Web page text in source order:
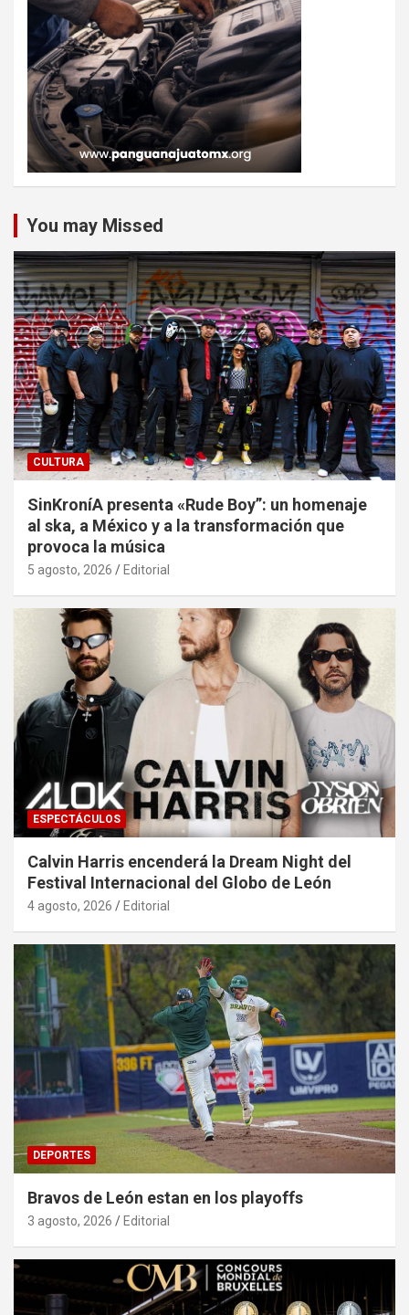
You may Missed
CULTURA
SinKroníA presenta «Rude Boy”: un homenaje
al ska, a México y a la transformación que
provoca la música
5 agosto, 2026 Editorial
ESPECTÁCULOS
Calvin Harris encenderá la Dream Night del
Festival Internacional del Globo de León
4 agosto, 2026 Editorial
DEPORTES
Bravos de León estan en los playoffs
3 agosto, 2026 Editorial